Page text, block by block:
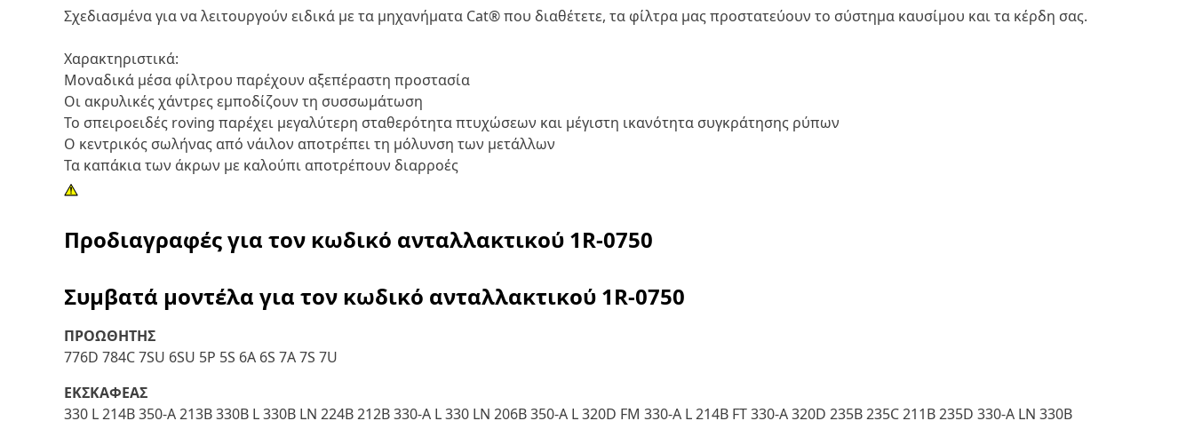
Σχεδιασμένα για να λειτουργούν ειδικά με τα μηχανήματα Cat® που διαθέτετε, τα φίλτρα μας προστατεύουν το σύστημα καυσίμου και τα κέρδη σας.
Χαρακτηριστικά:
Μοναδικά μέσα φίλτρου παρέχουν αξεπέραστη προστασία
Οι ακρυλικές χάντρες εμποδίζουν τη συσσωμάτωση
Το σπειροειδές roving παρέχει μεγαλύτερη σταθερότητα πτυχώσεων και μέγιστη ικανότητα συγκράτησης ρύπων
Ο κεντρικός σωλήνας από νάιλον αποτρέπει τη μόλυνση των μετάλλων
Τα καπάκια των άκρων με καλούπι αποτρέπουν διαρροές
Προδιαγραφές για τον κωδικό ανταλλακτικού 1R-0750
Συμβατά μοντέλα για τον κωδικό ανταλλακτικού 1R-0750
ΠΡΟΩΘΗΤΗΣ
776D 784C 7SU 6SU 5P 5S 6A 6S 7A 7S 7U
ΕΚΣΚΑΦΕΑΣ
330 L 214B 350-A 213B 330B L 330B LN 224B 212B 330-A L 330 LN 206B 350-A L 320D FM 330-A L 214B FT 330-A 320D 235B 235C 211B 235D 330-A LN 330B